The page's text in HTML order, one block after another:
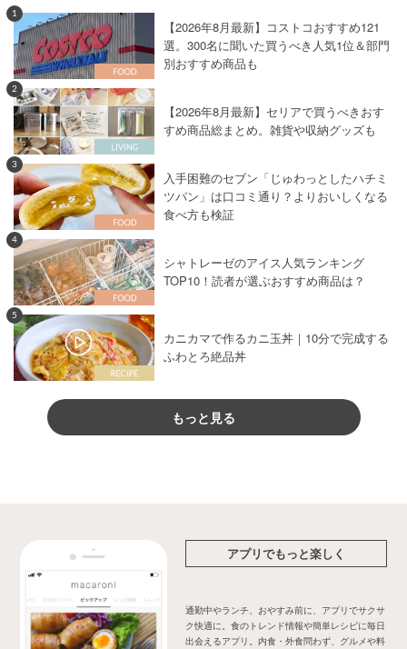
1
【2026年8月最新】コストコおすすめ121
選。300名に聞いた買うべき人気1位＆部門
別おすすめ商品も
2
【2026年8月最新】セリアで買うべきおす
すめ商品総まとめ。雑貨や収納グッズも
3
入手困難のセブン「じゅわっとしたハチミ
ツパン」は口コミ通り？よりおいしくなる
食べ方も検証
4
シャトレーゼのアイス人気ランキング
TOP10！読者が選ぶおすすめ商品は？
5
カニカマで作るカニ玉丼｜10分で完成する
ふわとろ絶品丼
もっと見る
アプリでもっと楽しく
通勤中やランチ、おやすみ前に、アプリでサクサ
ク快適に。食のトレンド情報や簡単レシピに毎日
出会えるアプリ。内食・外食問わず、グルメや料